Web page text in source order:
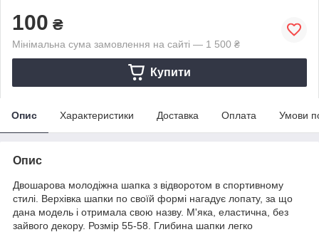
100 ₴
Мінімальна сума замовлення на сайті — 1 500 ₴
Купити
Опис Характеристики Доставка Оплата Умови
Опис
Двошарова молодіжна шапка з відворотом в спортивному
стилі. Верхівка шапки по своїй формі нагадує лопату, за що
дана модель і отримала свою назву. М'яка, еластична, без
зайвого декору. Розмір 55-58. Глибина шапки легко